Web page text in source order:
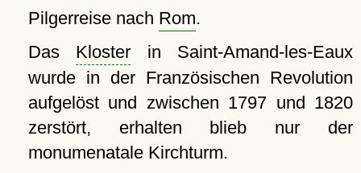
Pilgerreise nach Rom.
Das Kloster in Saint-Amand-les-Eaux
wurde in der Französischen Revolution
aufgelöst und zwischen 1797 und 1820
zerstört, erhalten blieb nur der
monumenatale Kirchturm.